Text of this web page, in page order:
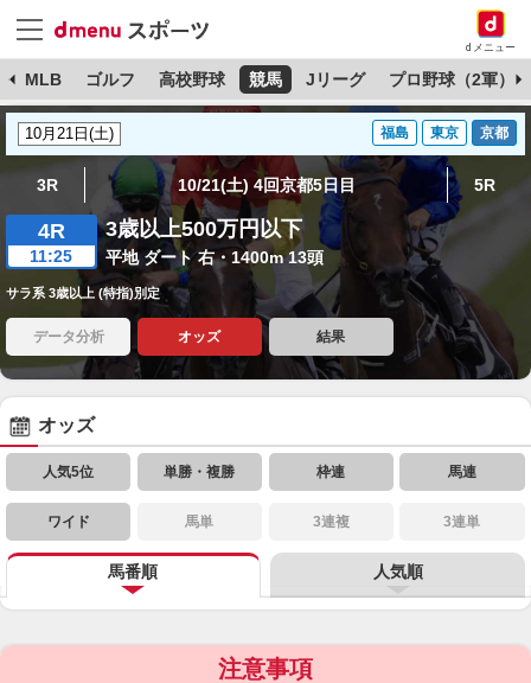
dメニュー
MLB ゴルフ 高校野球 競馬 Jリーグ プロ野球（2軍）
福島 東京 京都
3R 10/21(土) 4回京都5日目 5R
4R
11:25
3歳以上500万円以下
平地 ダート 右・1400m 13頭
サラ系 3歳以上 (特指)別定
データ分析 オッズ 結果
オッズ
人気5位 単勝・複勝 枠連 馬連
ワイド 馬単 3連複 3連単
馬番順 人気順
注意事項